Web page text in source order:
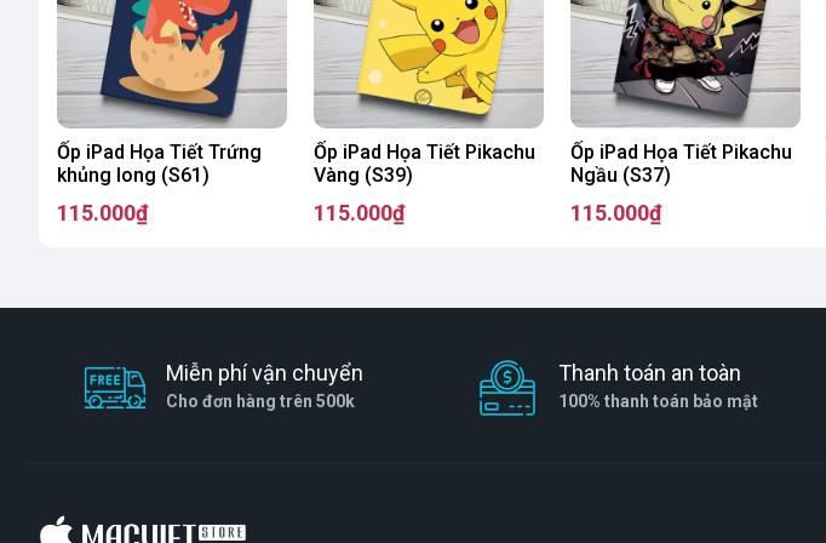
Ốp iPad Họa Tiết Trứng
khủng long (S61)
115.000₫
Ốp iPad Họa Tiết Pikachu
Vàng (S39)
115.000₫
Ốp iPad Họa Tiết Pikachu
Ngầu (S37)
115.000₫
Miễn phí vận chuyển
Cho đơn hàng trên 500k
Thanh toán an toàn
100% thanh toán bảo mật